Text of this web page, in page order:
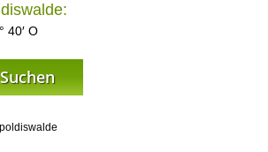
40′ O